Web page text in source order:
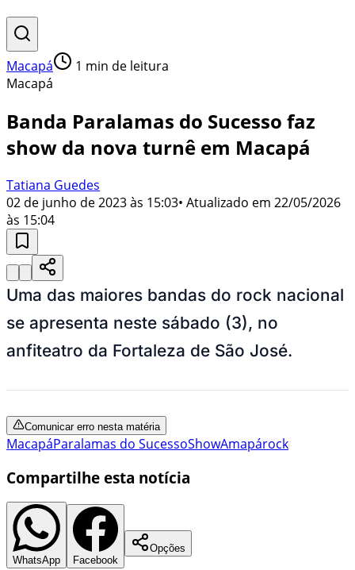
Macapá 1 min de leitura
Macapá
Banda Paralamas do Sucesso faz
show da nova turnê em Macapá
Tatiana Guedes
02 de junho de 2023 às 15:03• Atualizado em 22/05/2026
às 15:04
Uma das maiores bandas do rock nacional
se apresenta neste sábado (3), no
anfiteatro da Fortaleza de São José.
Comunicar erro nesta matéria
MacapáParalamas do SucessoShowAmapárock
Compartilhe esta notícia
WhatsApp Facebook
Opções